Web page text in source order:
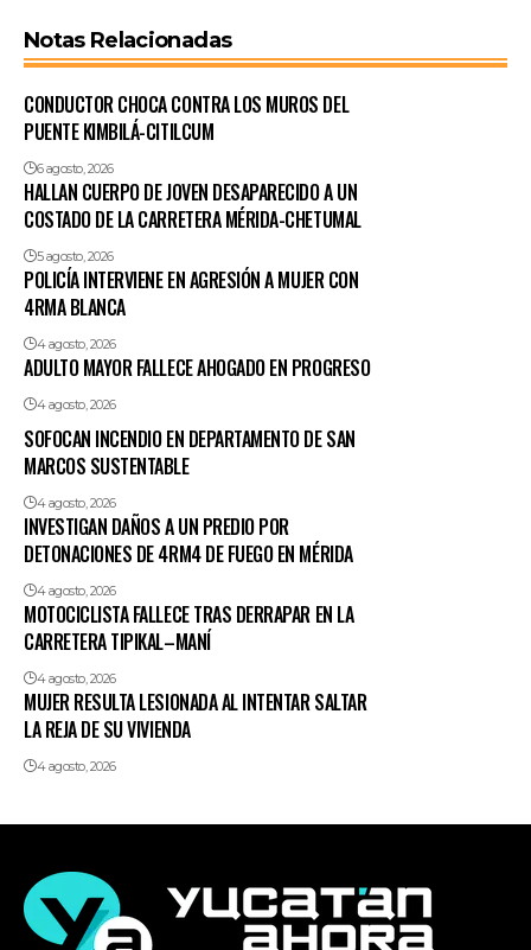
Notas Relacionadas
CONDUCTOR CHOCA CONTRA LOS MUROS DEL
PUENTE KIMBILÁ-CITILCUM
6 agosto, 2026
HALLAN CUERPO DE JOVEN DESAPARECIDO A UN
COSTADO DE LA CARRETERA MÉRIDA-CHETUMAL
5 agosto, 2026
POLICÍA INTERVIENE EN AGRESIÓN A MUJER CON
4RMA BLANCA
4 agosto, 2026
ADULTO MAYOR FALLECE AHOGADO EN PROGRESO
4 agosto, 2026
SOFOCAN INCENDIO EN DEPARTAMENTO DE SAN
MARCOS SUSTENTABLE
4 agosto, 2026
INVESTIGAN DAÑOS A UN PREDIO POR
DETONACIONES DE 4RM4 DE FUEGO EN MÉRIDA
4 agosto, 2026
MOTOCICLISTA FALLECE TRAS DERRAPAR EN LA
CARRETERA TIPIKAL–MANÍ
4 agosto, 2026
MUJER RESULTA LESIONADA AL INTENTAR SALTAR
LA REJA DE SU VIVIENDA
4 agosto, 2026